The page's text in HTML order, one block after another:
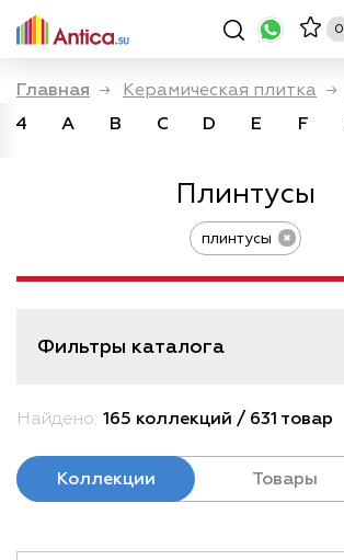
0
Главная → Керамическая плитка →
4
A B C D E F
Плинтусы
плинтусы
Коллекции Товары
Найдено: 165 коллекций / 631 товар
Фильтры каталога